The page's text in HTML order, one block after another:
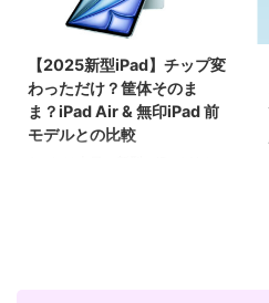
【2025新型iPad】チップ変
わっただけ？筐体そのま
ま？iPad Air & 無印iPad 前
モデルとの比較